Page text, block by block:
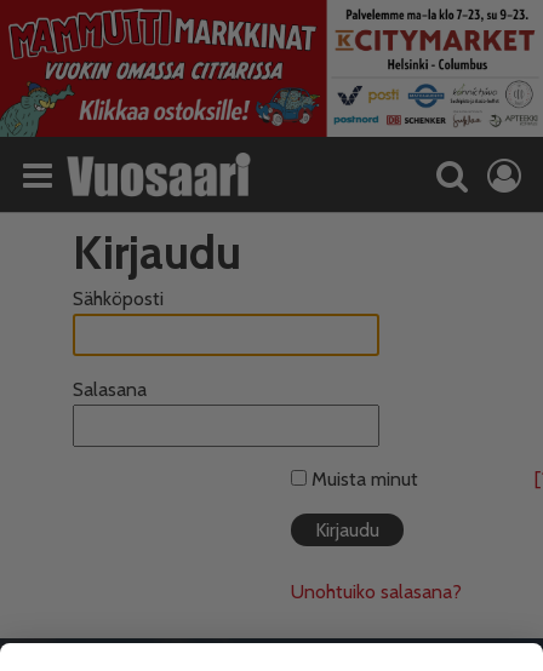
Kirjaudu
Sähköposti
Salasana
Muista minut
Unohtuiko salasana?